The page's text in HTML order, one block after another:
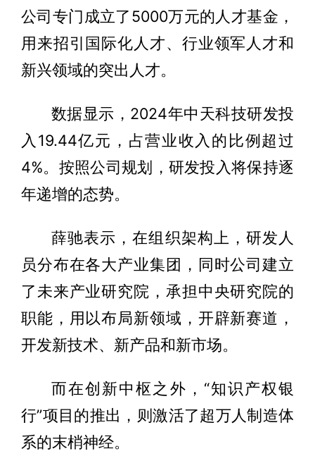
公司专门成立了5000万元的人才基金，
用来招引国际化人才、行业领军人才和
新兴领域的突出人才。
数据显示，2024年中天科技研发投
入19.44亿元，占营业收入的比例超过
4%。按照公司规划，研发投入将保持逐
年递增的态势。
薛驰表示，在组织架构上，研发人
员分布在各大产业集团，同时公司建立
了未来产业研究院，承担中央研究院的
职能，用以布局新领域，开辟新赛道，
开发新技术、新产品和新市场。
而在创新中枢之外，“知识产权银
行”项目的推出，则激活了超万人制造体
系的末梢神经。